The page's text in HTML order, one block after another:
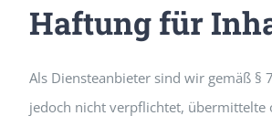
Haftung für
Als Diensteanbieter sind wir gemäß §
jedoch nicht verpflichtet, übermittelte